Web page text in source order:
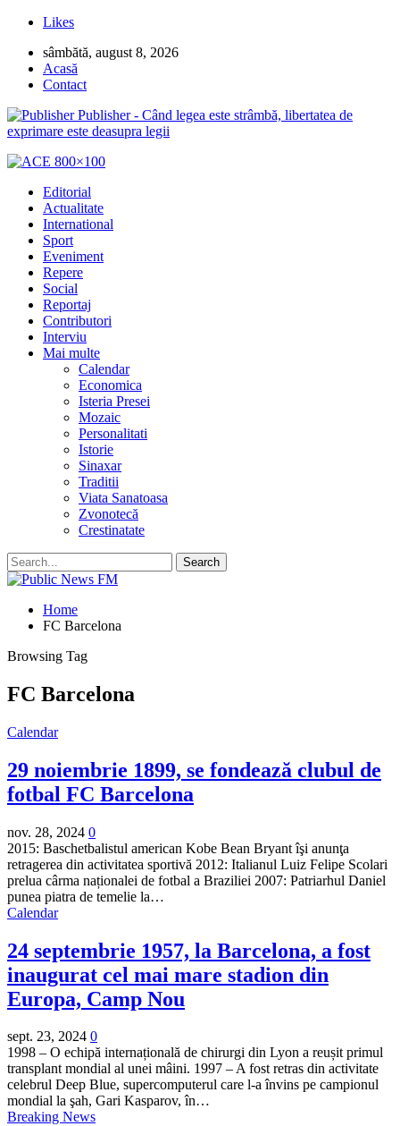
Likes
sâmbătă, august 8, 2026
Acasă
Contact
Publisher - Când legea este strâmbă, libertatea de
exprimare este deasupra legii
Editorial
Actualitate
International
Sport
Eveniment
Repere
Social
Reportaj
Contributori
Interviu
Mai multe
Calendar
Economica
Isteria Presei
Mozaic
Personalitati
Istorie
Sinaxar
Traditii
Viata Sanatoasa
Zvonotecă
Crestinatate
Home
FC Barcelona
Browsing Tag
FC Barcelona
Calendar
29 noiembrie 1899, se fondează clubul de
fotbal FC Barcelona
nov. 28, 2024 0
2015: Baschetbalistul american Kobe Bean Bryant îşi anunţa
retragerea din activitatea sportivă 2012: Italianul Luiz Felipe Scolari
prelua cârma naționalei de fotbal a Braziliei 2007: Patriarhul Daniel
punea piatra de temelie la…
Calendar
24 septembrie 1957, la Barcelona, a fost
inaugurat cel mai mare stadion din
Europa, Camp Nou
sept. 23, 2024 0
1998 – O echipă internațională de chirurgi din Lyon a reușit primul
transplant mondial al unei mâini. 1997 – A fost retras din activitate
celebrul Deep Blue, supercomputerul care l-a învins pe campionul
mondial la şah, Gari Kasparov, în…
Breaking News